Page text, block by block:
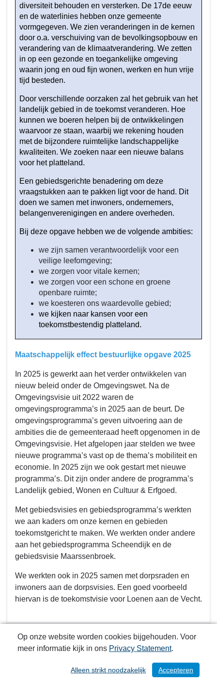
bereikt
2025?
Veilige
leefbare
buurten,
dorpen
landelijk
gebied
diversiteit behouden en versterken. De 17de eeuw
en de waterlinies hebben onze gemeente
vormgegeven. We zien veranderingen in de kernen
door o.a. verschuiving van de bevolkingsopbouw en
verandering van de klimaatverandering. We zetten
in op een gezonde en toegankelijke omgeving
waarin jong en oud fijn wonen, werken en hun vrije
tijd besteden.
Door verschillende oorzaken zal het gebruik van het
landelijk gebied in de toekomst veranderen. Hoe
kunnen we boeren helpen bij de ontwikkelingen
waarvoor ze staan, waarbij we rekening houden
met de bijzondere ruimtelijke landschappelijke
kwaliteiten. We zoeken naar een nieuwe balans
voor het platteland.
Een gebiedsgerichte benadering om deze
vraagstukken aan te pakken ligt voor de hand. Dit
doen we samen met inwoners, ondernemers,
belangenverenigingen en andere overheden.
Bij deze opgave hebben we de volgende ambities:
we zijn samen verantwoordelijk voor een
veilige leefomgeving;
we zorgen voor vitale kernen;
we zorgen voor een schone en groene
openbare ruimte;
we koesteren ons waardevolle gebied;
we kijken naar kansen voor een
toekomstbestendig platteland.
Maatschappelijk effect bestuurlijke opgave 2025
In 2025 is gewerkt aan het verder ontwikkelen van
nieuw beleid onder de Omgevingswet. Na de
Omgevingsvisie uit 2022 waren de
omgevingsprogramma’s in 2025 aan de beurt. De
omgevingsprogramma’s geven uitvoering aan de
ambities die de gemeenteraad heeft opgenomen in de
Omgevingsvisie. Het afgelopen jaar stelden we twee
nieuwe programma’s vast op de thema’s mobiliteit en
economie. In 2025 zijn we ook gestart met nieuwe
programma’s. Dit zijn onder andere de programma’s
Landelijk gebied, Wonen en Cultuur & Erfgoed.
Met gebiedsvisies en gebiedsprogramma’s werkten
we aan kaders om onze kernen en gebieden
toekomstgericht te maken. We werkten onder andere
aan het gebiedsprogramma Scheendijk en de
gebiedsvisie Maarssenbroek.
We werkten ook in 2025 samen met dorpsraden en
inwoners aan de dorpsvisies. Een goed voorbeeld
hiervan is de toekomstvisie voor Loenen aan de Vecht.
Wat hebben wij daarvoor gedaan in 2025?
Omgevingsvisie en programma’s / 232
Op onze website worden cookies bijgehouden. Voor
meer informatie kijk in ons Privacy Statement.
Accepteren
Alleen strikt noodzakelijk